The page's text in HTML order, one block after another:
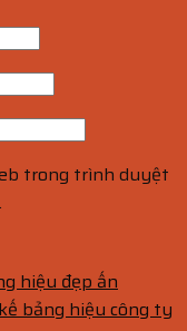
trong trình duyệt
hiệu đẹp ấn
bảng hiệu công ty